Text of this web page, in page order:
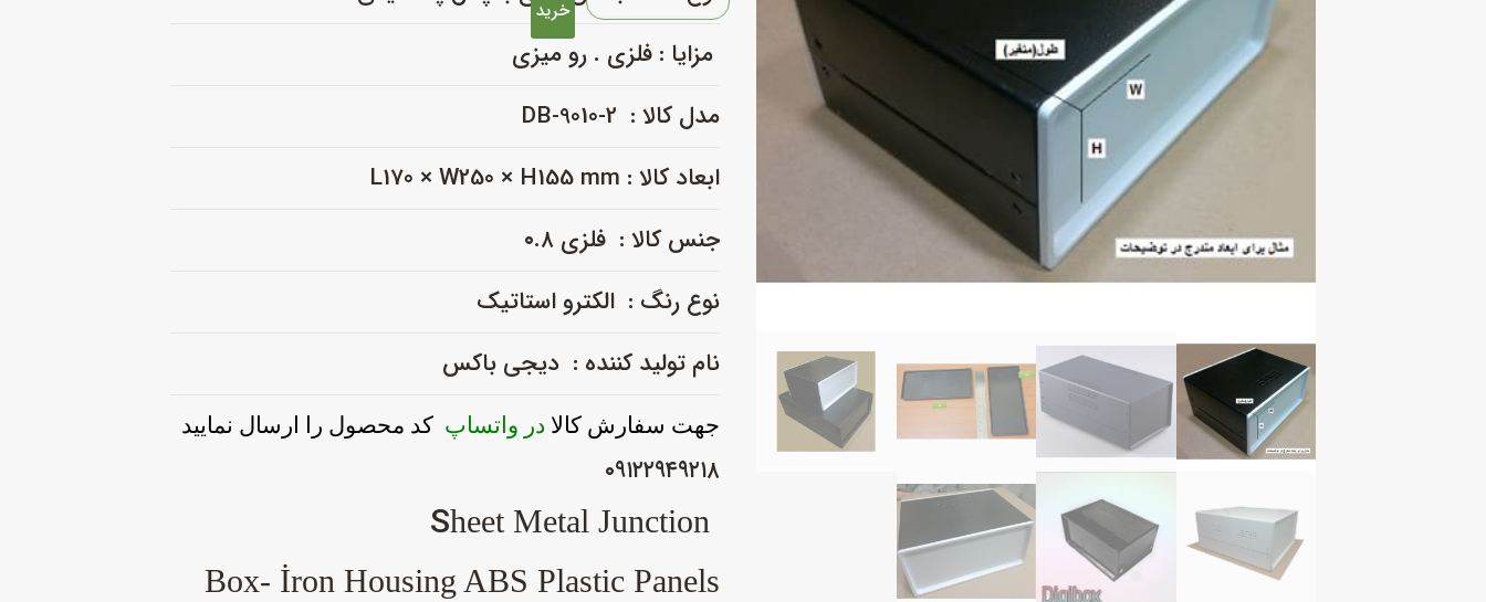
مزایا : فلزی . رو میزی
مدل کالا : DB-9010-2
ابعاد کالا : L170 × W250 × H155 mm
جنس کالا : فلزی ۰.۸
نوع رنگ : الکترو استاتیک
نام تولید کننده : دیجی باکس
جهت سفارش کالا در واتساپ کد محصول را ارسال نمایید
۰۹۱۲۲۹۴۹۲۱۸
heet Metal Junction
Box- İron Housing ABS Plastic Panels
پانل
9010-
عدد
خرید